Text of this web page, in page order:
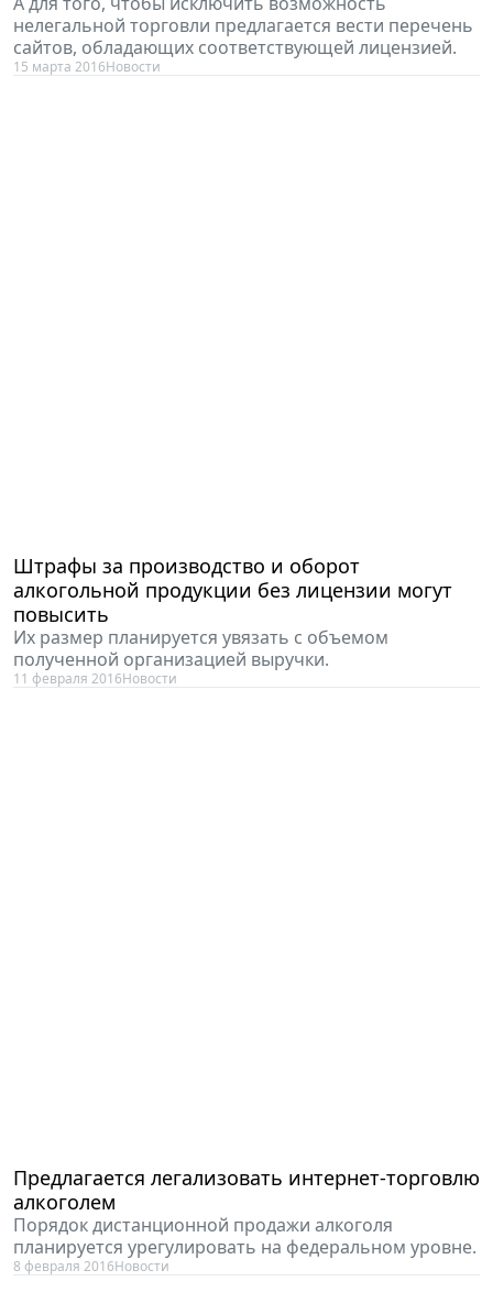
нелегальной торговли предлагается вести перечень
сайтов, обладающих соответствующей лицензией.
15 марта 2016Новости
Штрафы за производство и оборот
алкогольной продукции без лицензии могут
повысить
Их размер планируется увязать с объемом
полученной организацией выручки.
11 февраля 2016Новости
Предлагается легализовать интернет-торговлю
алкоголем
Порядок дистанционной продажи алкоголя
планируется урегулировать на федеральном уровне.
8 февраля 2016Новости